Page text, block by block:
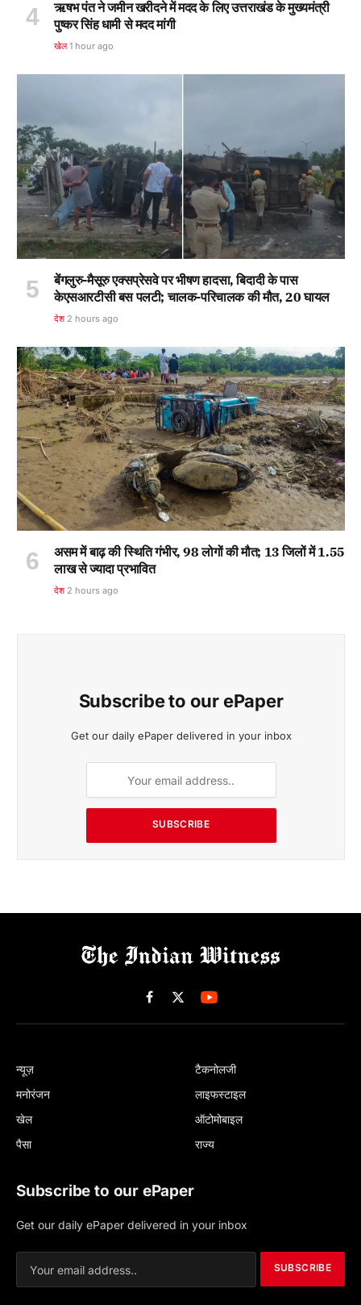
ऋषभ पंत ने जमीन खरीदने में मदद के लिए उत्तराखंड के मुख्यमंत्री
पुष्कर सिंह धामी से मदद मांगी
खेल 1 hour ago
बेंगलुरु-मैसूरु एक्सप्रेसवे पर भीषण हादसा, बिदादी के पास
केएसआरटीसी बस पलटी; चालक-परिचालक की मौत, 20 घायल
देश 2 hours ago
असम में बाढ़ की स्थिति गंभीर, 98 लोगों की मौत; 13 जिलों में 1.55
लाख से ज्यादा प्रभावित
देश 2 hours ago
Subscribe to our ePaper
Get our daily ePaper delivered in your inbox
SUBSCRIBE
Facebook
X
(Twitter)
न्यूज़
मनोरंजन
खेल
पैसा
टैकनोलजी
लाइफस्टाइल
ऑटोमोबाइल
राज्य
Subscribe to our ePaper
Get our daily ePaper delivered in your inbox
SUBSCRIBE